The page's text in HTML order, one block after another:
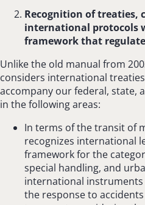
Recognition of treaties,
international protocols
framework that
Unlike the old manual from
considers international
accompany our federal, state,
in the following areas:
In terms of the transit of
recognizes international
framework for the
special handling, and
international
the response to